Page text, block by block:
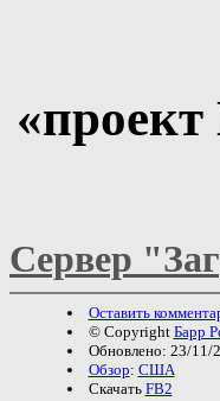
Сервер
Оставить
© Copyright Барр
Обновлено: 23/11/
Обзор: США
Скачать FB2